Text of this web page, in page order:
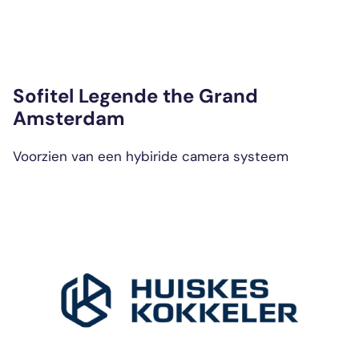
Sofitel Legende the Grand
Amsterdam
Voorzien van een hybiride camera systeem